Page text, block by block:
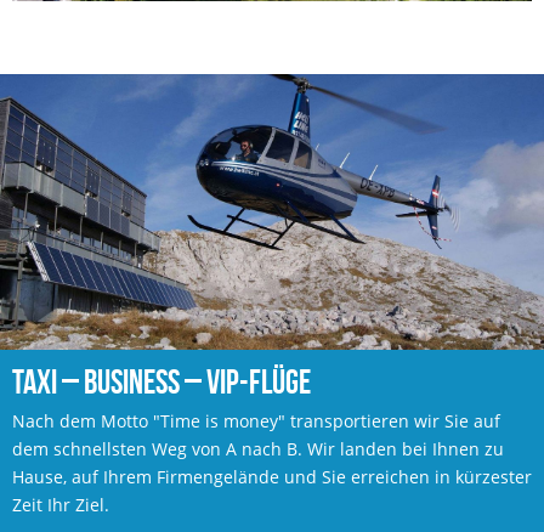
TAXI – BUSINESS – VIP-FLÜGE
Nach dem Motto "Time is money" transportieren wir Sie auf
dem schnellsten Weg von A nach B. Wir landen bei Ihnen zu
Hause, auf Ihrem Firmengelände und Sie erreichen in kürzester
Zeit Ihr Ziel.